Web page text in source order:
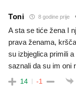
Toni 8 godine prije
A sta se tiće žena I
prava ženama,
su izbjeglica primili
saznali da su im oni
14 -1